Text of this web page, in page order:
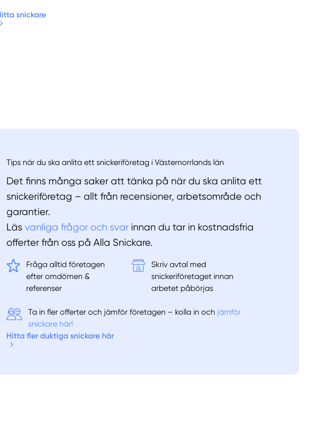
snickare
Tips när du ska anlita ett snickeriföretag i Västernorrlands län
Det finns många saker att tänka på när du ska anlita ett
snickeriföretag – allt från recensioner, arbetsområde och
garantier.
Läs vanliga frågor och svar innan du tar in kostnadsfria
offerter från oss på Alla Snickare.
Fråga alltid företagen
efter omdömen &
referenser
Skriv avtal med
snickeriföretaget innan
arbetet påbörjas
Ta in fler offerter och jämför företagen – kolla in och jämför
snickare här!
Hitta fler duktiga snickare här